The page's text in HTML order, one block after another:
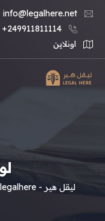
info@legalhere.net
249911811114+
اونلاين
ليقل هير - legalhere